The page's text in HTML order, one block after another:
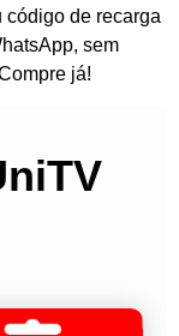
código de recarga
sem
já!